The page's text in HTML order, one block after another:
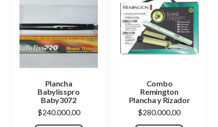
Plancha
Babylisspro
Baby3072
$240.000,00
Combo
Remington
Plancha y Rizador
$280.000,00